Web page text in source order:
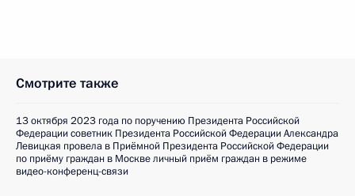
Смотрите также
13 октября 2023 года по поручению Президента Российской
Федерации советник Президента Российской Федерации Александра
Левицкая провела в Приёмной Президента Российской Федерации
по приёму граждан в Москве личный приём граждан в режиме
видео-конференц-связи